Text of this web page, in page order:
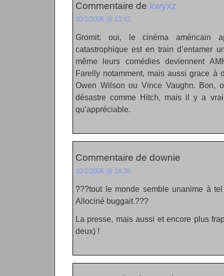
Commentaire de kwyxz
10/2/2006 @ 13:42
Gromit: oui, le cinéma américain
catastrophique est en train d’entamer
même leurs comédies deviennent
Farelly notamment, mais aussi grace à
Owen Wilson ou Vince Vaughn. Bon,
désastre comme Hitch, mais il y a
qu’appréciable.
Commentaire de downie
10/2/2006 @ 16:39
???tout le monde semble unanime à
Allociné buggait.???
La presse, mais aussi et encore plus
deux) !